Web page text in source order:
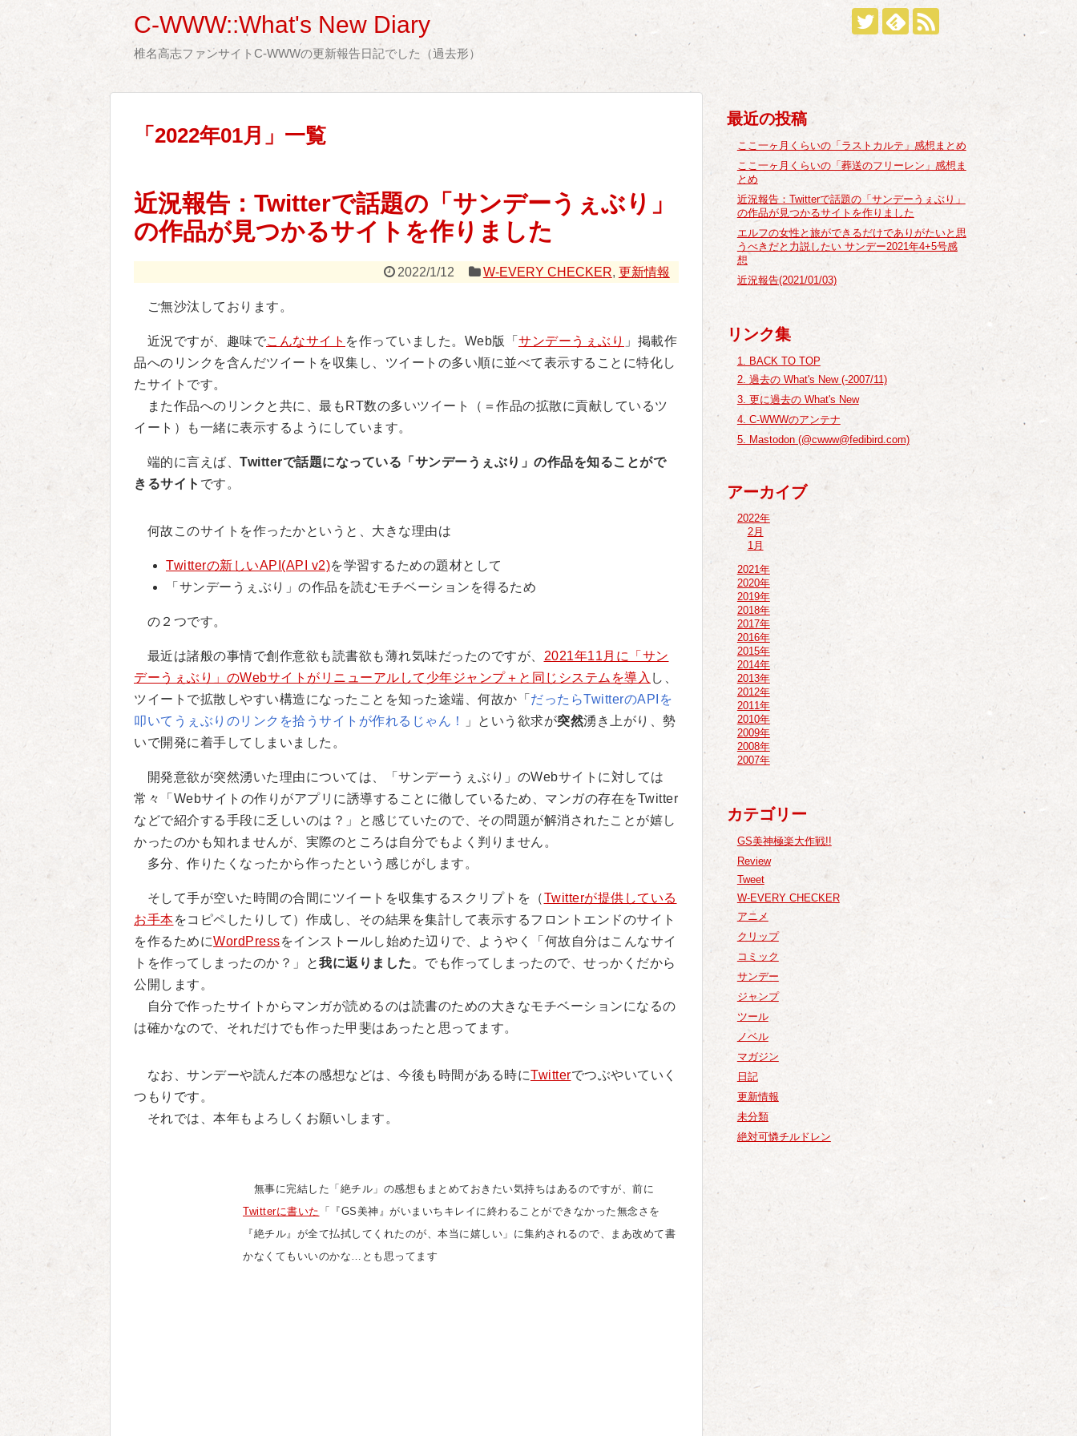
C-WWW::What's New Diary
椎名高志ファンサイトC-WWWの更新報告日記でした（過去形）
「 2022年01月 」 一覧
近況報告：Twitterで話題の「サンデーうぇぶり」
の作品が見つかるサイトを作りました
2022/1/12 W-EVERY CHECKER, 更新情報
ご無沙汰しております。
近況ですが、趣味でこんなサイト を作っていました。Web版「 サンデーうぇぶり 」掲載作
品へのリンクを含んだツイートを収集し、ツイートの多い順に並べて表示することに特化し
たサイトです。
また作品へのリンクと共に、最もRT数の多いツイート（＝作品の拡散に貢献しているツ
イート）も一緒に表示するようにしています。
端的に言えば、 Twitterで話題になっている「サンデーうぇぶり」の作品を知ることがで
きるサイト です。
何故このサイトを作ったかというと、大きな理由は
Twitterの新しいAPI(API v2)を学習するための題材として
「サンデーうぇぶり」の作品を読むモチベーションを得るため
の２つです。
最近は諸般の事情で創作意欲も読書欲も薄れ気味だったのですが、 2021年11月に「サン
デーうぇぶり」のWebサイトがリニューアルして少年ジャンプ＋と同じシステムを導入 し、
ツイートで拡散しやすい構造になったことを知った途端、何故か「 だったらTwitterのAPIを
叩いてうぇぶりのリンクを拾うサイトが作れるじゃん！
」という欲求が突然湧き上がり、勢
いで開発に着手してしまいました。
開発意欲が突然湧いた理由については、「サンデーうぇぶり」のWebサイトに対しては
常々「Webサイトの作りがアプリに誘導することに徹しているため、マンガの存在をTwitter
などで紹介する手段に乏しいのは？」と感じていたので、その問題が解消されたことが嬉し
かったのかも知れませんが、実際のところは自分でもよく判りません。
多分、作りたくなったから作ったという感じがします。
そして手が空いた時間の合間にツイートを収集するスクリプトを（Twitterが提供している
お手本をコピペしたりして）作成し、その結果を集計して表示するフロントエンドのサイト
を作るためにWordPressをインストールし始めた辺りで、ようやく「何故自分はこんなサイ
トを作ってしまったのか？」と我に返りました。でも作ってしまったので、せっかくだから
公開します。
自分で作ったサイトからマンガが読めるのは読書のための大きなモチベーションになるの
は確かなので、それだけでも作った甲斐はあったと思ってます。
なお、サンデーや読んだ本の感想などは、今後も時間がある時にTwitterでつぶやいていく
つもりです。
それでは、本年もよろしくお願いします。
無事に完結した「絶チル」の感想もまとめておきたい気持ちはあるのですが、前に
Twitterに書いた 「『GS美神』がいまいちキレイに終わることができなかった無念さを
『絶チル』が全て払拭してくれたのが、本当に嬉しい」に集約されるので、まあ改めて書
かなくてもいいのかな…とも思ってます
最近の投稿
ここ一ヶ月くらいの「ラストカルテ」感想まとめ
ここ一ヶ月くらいの「葬送のフリーレン」感想ま
とめ
近況報告：Twitterで話題の「サンデーうぇぶり」
の作品が見つかるサイトを作りました
エルフの女性と旅ができるだけでありがたいと思
うべきだと力説したい サンデー2021年4+5号感
想
近況報告(2021/01/03)
リンク集
1. BACK TO TOP
2. 過去の What's New (-2007/11)
3. 更に過去の What's New
4. C-WWWのアンテナ
5. Mastodon (@cwww@fedibird.com)
アーカイブ
2022年
2月
1月
2021年
2020年
2019年
2018年
2017年
2016年
2015年
2014年
2013年
2012年
2011年
2010年
2009年
2008年
2007年
カテゴリー
GS美神極楽大作戦!!
Review
Tweet
W-EVERY CHECKER
アニメ
クリップ
コミック
サンデー
ジャンプ
ツール
ノベル
マガジン
日記
更新情報
未分類
絶対可憐チルドレン